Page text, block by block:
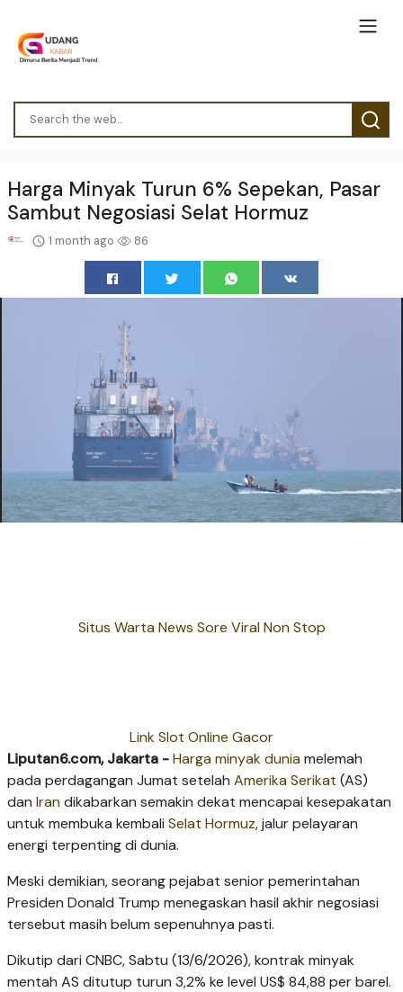
Harga Minyak Turun 6% Sepekan, Pasar
Sambut Negosiasi Selat Hormuz
1 month ago 86
Situs Warta News Sore Viral Non Stop
Link Slot Online Gacor
Liputan6.com, Jakarta -Harga minyak duniamelemah
pada perdagangan Jumat setelah Amerika Serikat (AS)
dan Irandikabarkan semakin dekat mencapai kesepakatan
untuk membuka kembali Selat Hormuz, jalur pelayaran
energi terpenting di dunia.
Meski demikian, seorang pejabat senior pemerintahan
Presiden Donald Trump menegaskan hasil akhir negosiasi
tersebut masih belum sepenuhnya pasti.
Dikutip dari CNBC, Sabtu (13/6/2026), kontrak minyak
mentah AS ditutup turun 3,2% ke level US$ 84,88 per barel.